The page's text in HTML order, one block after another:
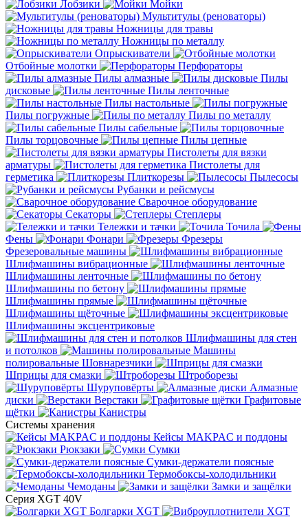
Лобзики
Мойки
Мультитулы (реноваторы)
Ножницы для травы
Ножницы по металлу
Опрыскиватели
Отбойные молотки
Перфораторы
Пилы алмазные
Пилы
дисковые
Пилы ленточные
Пилы настольные
Пилы погружные
Пилы по металлу
Пилы сабельные
Пилы торцовочные
Пилы цепные
Пистолеты для вязки
арматуры
Пистолеты для
герметика
Плиткорезы
Пылесосы
Рубанки и рейсмусы
Сварочное оборудование
Секаторы
Степлеры
Тележки и тачки
Точила
Фены
Фонари
Фрезеры
Фрезеровальные машины
Шлифмашины вибрационные
Шлифмашины ленточные
Шлифмашины по бетону
Шлифмашины прямые
Шлифмашины щёточные
Шлифмашины эксцентриковые
Шлифмашины для стен
и потолков
Машины
полировальные Шовнарезчики
Шприцы для смазки
Штроборезы
Шуруповёрты
Алмазные
диски
Верстаки
Графитовые
щётки
Канистры
Системы хранения
Кейсы MAKPAC и поддоны
Рюкзаки
Сумки
Сумки-держатели поясные
Термобоксы-холодильники
Чемоданы
Замки и защёлки
Серия XGT 40V
Болгарки XGT